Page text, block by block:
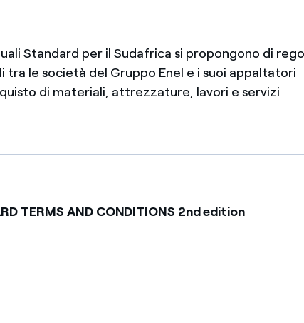
Standard per il Sudafrica si propongono di
le società del Gruppo Enel e i suoi appaltatori
di materiali, attrezzature, lavori e servizi
TERMS AND CONDITIONS 2nd edition